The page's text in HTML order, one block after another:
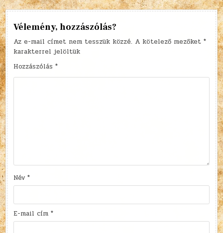
Vélemény, hozzászólás?
Az e-mail címet nem tesszük közzé. A kötelező mezőket*
karakterrel jelöltük
Hozzászólás*
Név*
E-mail cím*